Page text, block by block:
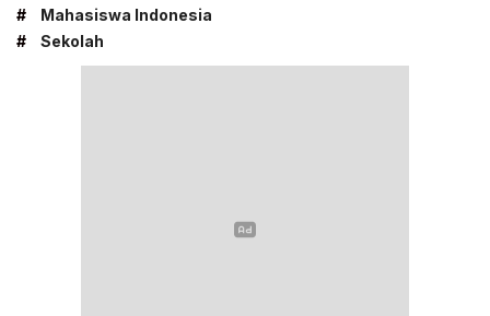
#
Mahasiswa Indonesia
#
Sekolah